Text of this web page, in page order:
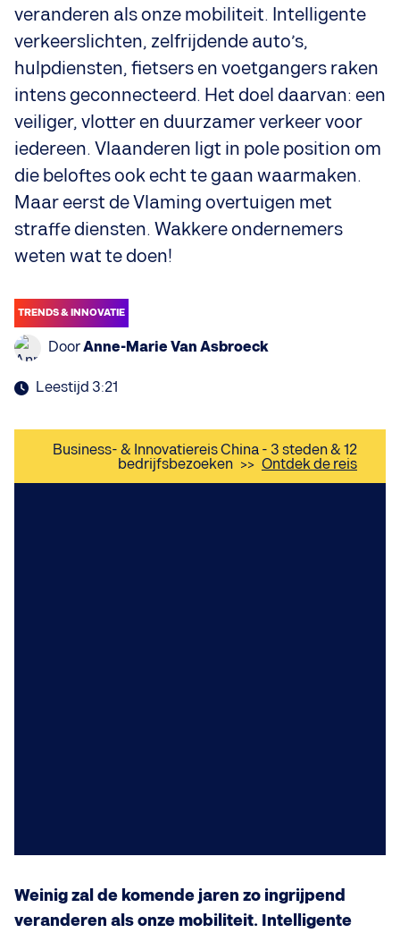
veranderen als onze mobiliteit. Intelligente
verkeerslichten, zelfrijdende auto’s,
hulpdiensten, fietsers en voetgangers raken
intens geconnecteerd. Het doel daarvan: een
veiliger, vlotter en duurzamer verkeer voor
iedereen. Vlaanderen ligt in pole position om
die beloftes ook echt te gaan waarmaken.
Maar eerst de Vlaming overtuigen met
straffe diensten. Wakkere ondernemers
weten wat te doen!
TRENDS & INNOVATIE
DoorAnne-Marie Van Asbroeck
Leestijd 3:21
Business- & Innovatiereis China - 3 steden & 12
bedrijfsbezoeken >> Ontdek de reis
Weinig zal de komende jaren zo ingrijpend
veranderen als onze mobiliteit. Intelligente